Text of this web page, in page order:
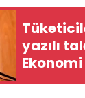
yazılı